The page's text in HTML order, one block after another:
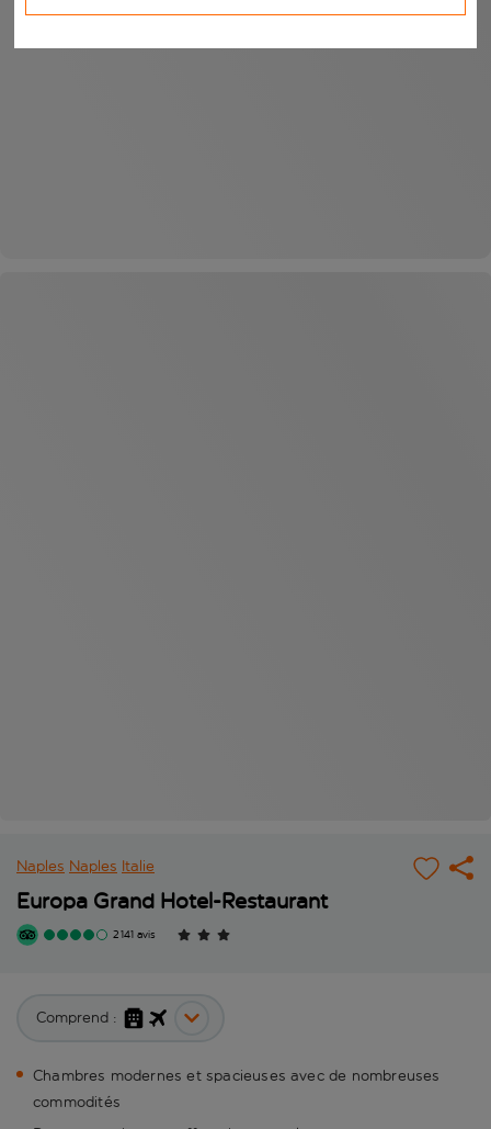
Naples Naples Italie
Europa Grand Hotel-Restaurant
2 141 avis
Comprend :
Chambres modernes et spacieuses avec de nombreuses
commodités